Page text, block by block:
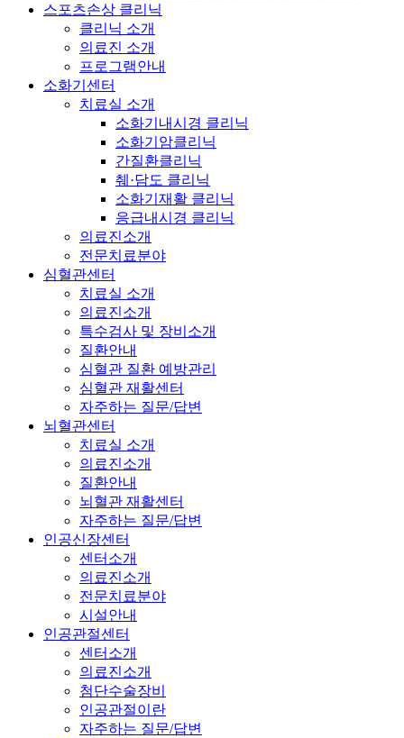
스포츠손상 클리닉
클리닉 소개
의료진 소개
프로그램안내
소화기센터
치료실 소개
소화기내시경 클리닉
소화기암클리닉
간질환클리닉
췌·담도 클리닉
소화기재활 클리닉
응급내시경 클리닉
의료진소개
전문치료분야
심혈관센터
치료실 소개
의료진소개
특수검사 및 장비소개
질환안내
심혈관 질환 예방관리
심혈관 재활센터
자주하는 질문/답변
뇌혈관센터
치료실 소개
의료진소개
질환안내
뇌혈관 재활센터
자주하는 질문/답변
인공신장센터
센터소개
의료진소개
전문치료분야
시설안내
인공관절센터
센터소개
의료진소개
첨단수술장비
인공관절이란
자주하는 질문/답변